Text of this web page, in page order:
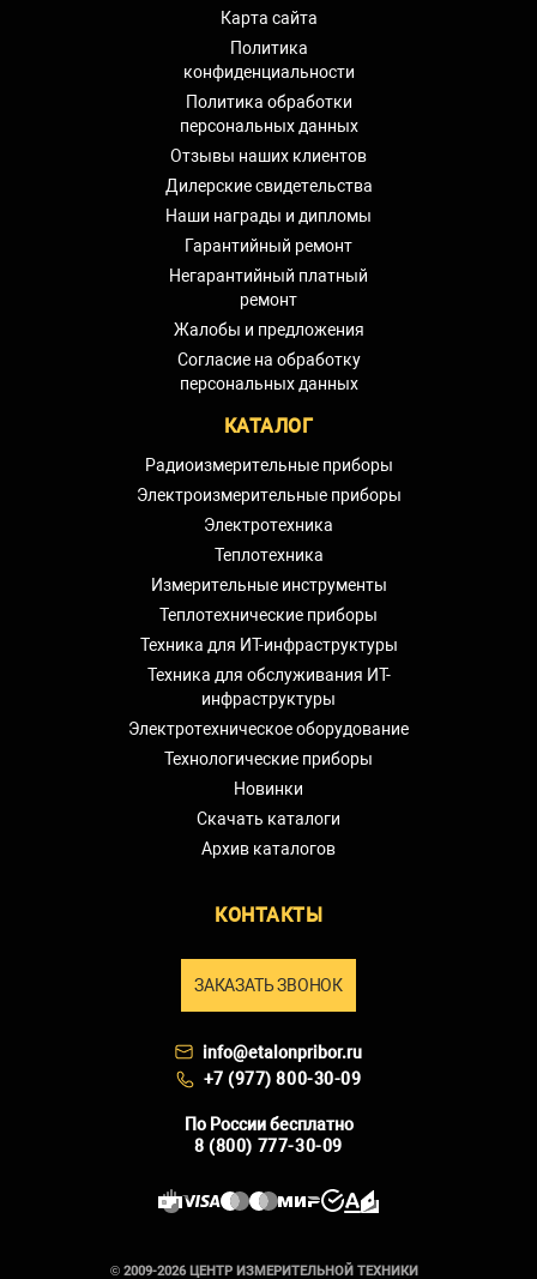
Карта сайта
Политика
конфиденциальности
Политика обработки
персональных данных
Отзывы наших клиентов
Дилерские свидетельства
Наши награды и дипломы
Гарантийный ремонт
Негарантийный платный
ремонт
Жалобы и предложения
Согласие на обработку
персональных данных
КАТАЛОГ
Радиоизмерительные приборы
Электроизмерительные приборы
Электротехника
Теплотехника
Измерительные инструменты
Теплотехнические приборы
Техника для ИТ-инфраструктуры
Техника для обслуживания ИТ-
инфраструктуры
Электротехническое оборудование
Технологические приборы
Новинки
Скачать каталоги
Архив каталогов
КОНТАКТЫ
ЗАКАЗАТЬ ЗВОНОК
info@etalonpribor.ru
+7 (977) 800-30-09
По России бесплатно
8 (800) 777-30-09
© 2009-2026 ЦЕНТР ИЗМЕРИТЕЛЬНОЙ ТЕХНИКИ